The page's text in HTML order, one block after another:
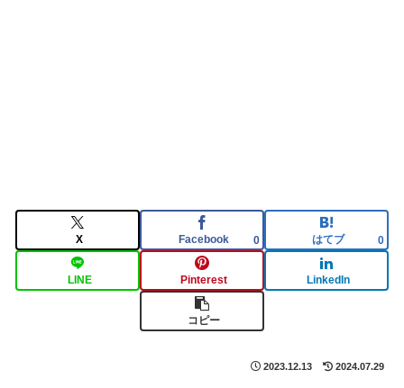
X Facebook 0 はてブ 0
LINE Pinterest LinkedIn
コピー
2023.12.13 2024.07.29